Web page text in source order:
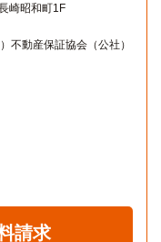
崎昭和町1F
不動産保証協会（公社）
請求